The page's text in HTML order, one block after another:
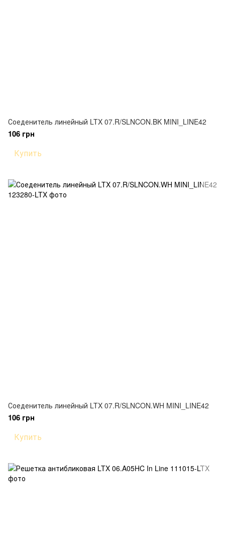
Соеденитель линейный LTX 07.R/SLNCON.BK MINI_LINE42
106 грн
Купить
Соеденитель линейный LTX 07.R/SLNCON.WH MINI_LINE42
106 грн
Купить